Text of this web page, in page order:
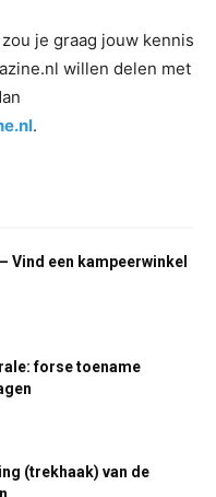
je graag jouw kennis
willen delen met
.
Vind een kampeerwinkel
forse toename
(trekhaak) van de